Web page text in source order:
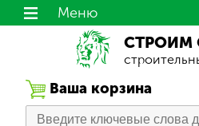
СТРОИМ
Ваша корзина
Меню